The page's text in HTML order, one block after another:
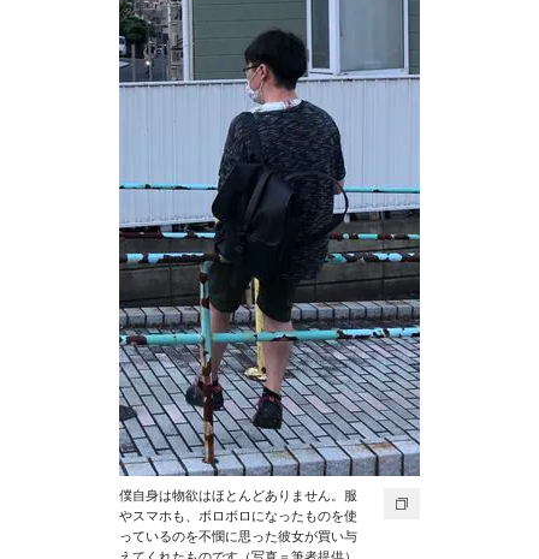
僕自身は物欲はほとんどありません。服
やスマホも、ボロボロになったものを使
っているのを不憫に思った彼女が買い与